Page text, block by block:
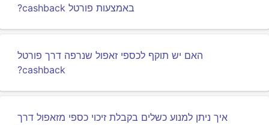
באמצעות פורטל cashback?
האם יש תוקף לכספי זאפול שנרפה דרך פורטל
cashback?
איך ניתן למנוע כשלים בקבלת זיכוי כספי מזאפול דרך